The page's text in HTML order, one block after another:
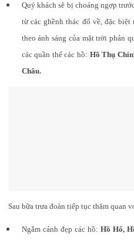
Quý khách sẽ bị choáng ngợp
từ các ghềnh thác đổ về, đặc
theo ánh sáng của mặt trời phản
các quần thể các hồ: Hồ Thụ
Châu.
Sau bữa trưa đoàn tiếp tục thăm quan
Ngắm cảnh đẹp các hồ:Hồ Hổ,